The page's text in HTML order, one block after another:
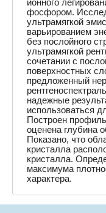
ионного
фосфором.
ультрамягкой
варьированием
без послойного
ультрамягкой
сочетании с
поверхностных
предложенный
надежные
использоваться
Построен
оценена глубина
Показано, что
кристалла
кристалла.
максимума
характера.